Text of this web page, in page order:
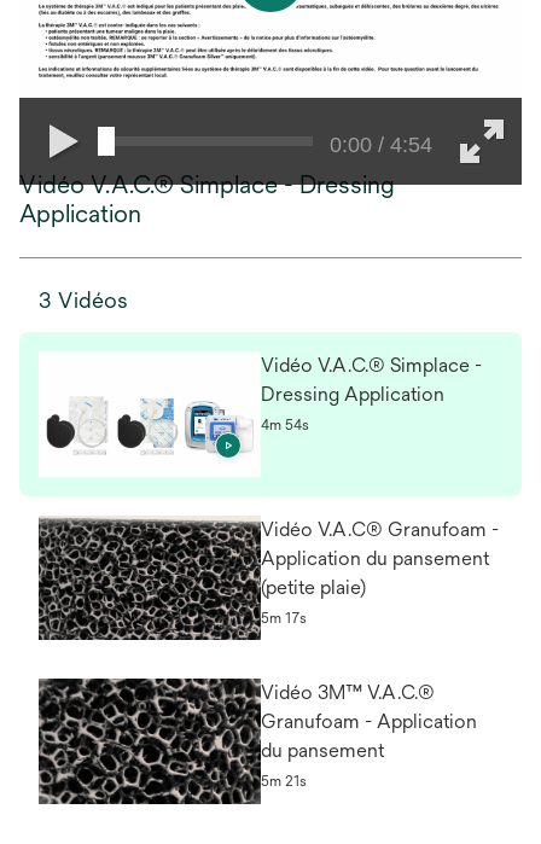
0:00 / 4:54
Vidéo V.A.C.® Simplace - Dressing
Application
3 Vidéos
Vidéo V.A.C.® Simplace -
Dressing Application
4m 54s
Vidéo V.A.C® Granufoam -
Application du pansement
(petite plaie)
5m 17s
Vidéo 3M™ V.A.C.®
Granufoam - Application
du pansement
5m 21s